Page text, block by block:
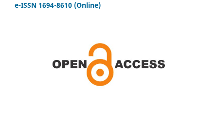
e-ISSN 1694-8610 (Online)